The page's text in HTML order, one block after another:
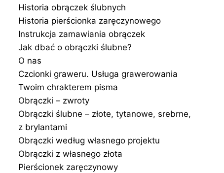
Historia obrączek ślubnych
Historia pierścionka zaręczynowego
Instrukcja zamawiania obrączek
Jak dbać o obrączki ślubne?
O nas
Czcionki graweru. Usługa grawerowania
Twoim chrakterem pisma
Obrączki – zwroty
Obrączki ślubne – złote, tytanowe, srebrne,
z brylantami
Obrączki według własnego projektu
Obrączki z własnego złota
Pierścionek zaręczynowy